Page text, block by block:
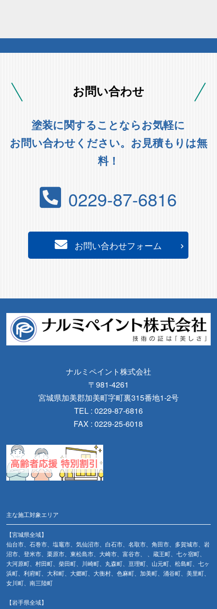
お問い合わせ
塗装に関することならお気軽に
お問い合わせください。お見積もりは無
料！
0229-87-6816
お問い合わせフォーム
ナルミペイント株式会社
〒981-4261
宮城県加美郡加美町字町裏315番地1-2号
TEL : 0229-87-6816
FAX : 0229-25-6018
主な施工対象エリア
【宮城県全域】
仙台市、石巻市、塩竈市、気仙沼市、白石市、名取市、角田市、多賀城市、岩
沼市、登米市、栗原市、東松島市、大崎市、富谷市、 、蔵王町、七ヶ宿町、
大河原町、村田町、柴田町、川崎町、丸森町、亘理町、山元町、松島町、七ヶ
浜町、利府町、大和町、大郷町、大衡村、色麻町、加美町、涌谷町、美里町、
女川町、南三陸町
【岩手県全域】